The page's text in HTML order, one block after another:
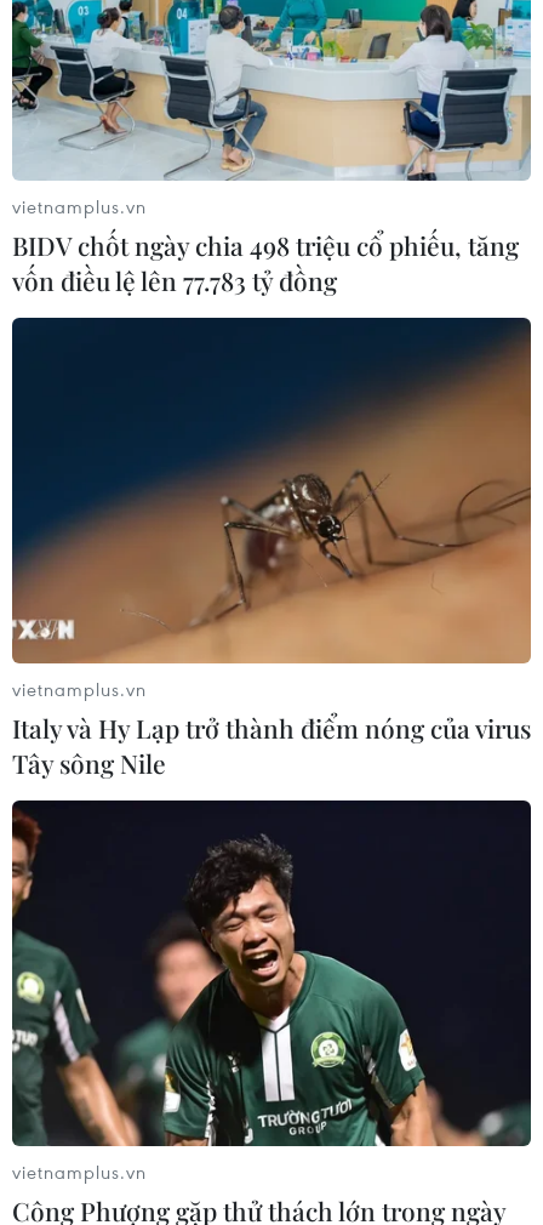
vietnamplus.vn
BIDV chốt ngày chia 498 triệu cổ phiếu, tăng
vốn điều lệ lên 77.783 tỷ đồng
vietnamplus.vn
Italy và Hy Lạp trở thành điểm nóng của virus
Tây sông Nile
vietnamplus.vn
Công Phượng gặp thử thách lớn trong ngày